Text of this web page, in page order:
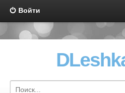
Войти